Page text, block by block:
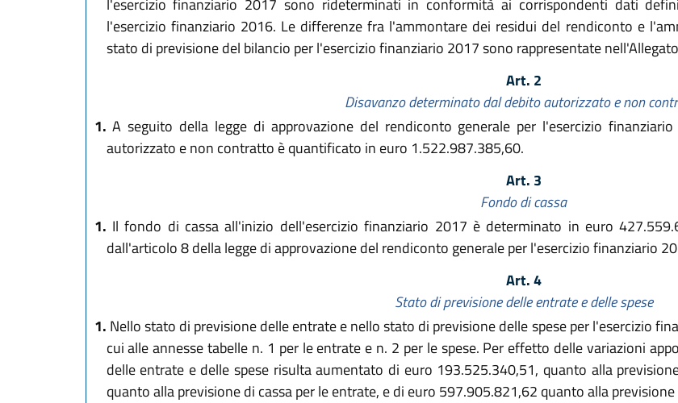
l'esercizio finanziario 2017 sono rideterminati in conformità ai corrispondenti dati
l'esercizio finanziario 2016. Le differenze fra l'ammontare dei residui del rendiconto e
stato di previsione del bilancio per l'esercizio finanziario 2017 sono rappresentate
Art. 2
Disavanzo determinato dal debito autorizzato e non
1. A seguito della legge di approvazione del rendiconto generale per l'esercizio
autorizzato e non contratto è quantificato in euro 1.522.987.385,60.
Art. 3
Fondo di cassa
1. Il fondo di cassa all'inizio dell'esercizio finanziario 2017 è determinato in euro
dall'articolo 8 della legge di approvazione del rendiconto generale per l'esercizio finanziario
Art. 4
Stato di previsione delle entrate e delle spese
1. Nello stato di previsione delle entrate e nello stato di previsione delle spese per l'esercizio
cui alle annesse tabelle n. 1 per le entrate e n. 2 per le spese. Per effetto delle variazioni
delle entrate e delle spese risulta aumentato di euro 193.525.340,51, quanto alla
quanto alla previsione di cassa per le entrate, e di euro 597.905.821,62 quanto alla previsione